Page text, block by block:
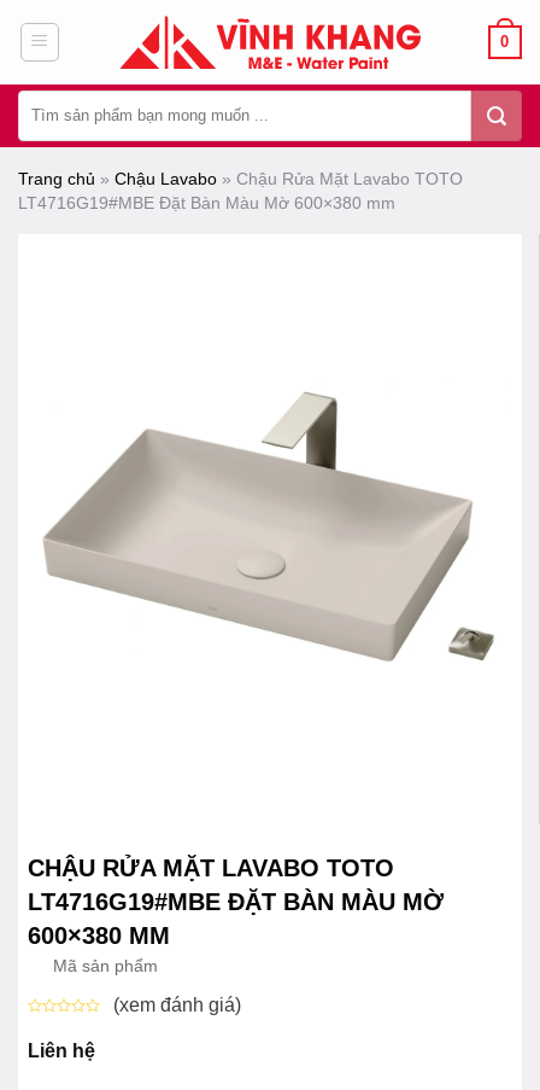
dung
0
kiếm:
Trang chủ » Chậu Lavabo » Chậu Rửa Mặt Lavabo TOTO
LT4716G19#MBE Đặt Bàn Màu Mờ 600×380 mm
CHẬU RỬA MẶT LAVABO TOTO
LT4716G19#MBE ĐẶT BÀN MÀU MỜ
600×380 MM
Mã sản phẩm
xếp
hạng
(xem đánh giá)
Liên hệ